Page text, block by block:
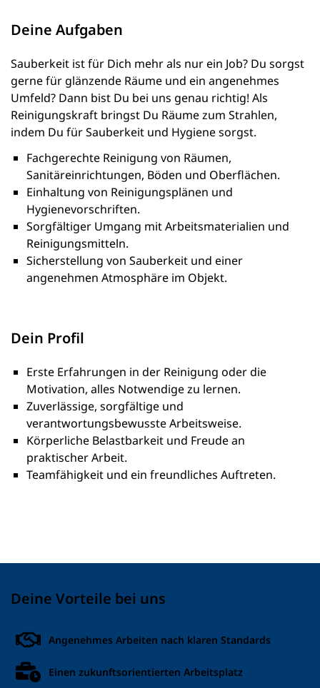
Deine Aufgaben
Sauberkeit ist für Dich mehr als nur ein Job? Du sorgst
gerne für glänzende Räume und ein angenehmes
Umfeld? Dann bist Du bei uns genau richtig! Als
Reinigungskraft bringst Du Räume zum Strahlen,
indem Du für Sauberkeit und Hygiene sorgst.
Fachgerechte Reinigung von Räumen,
Sanitäreinrichtungen, Böden und Oberflächen.
Einhaltung von Reinigungsplänen und
Hygienevorschriften.
Sorgfältiger Umgang mit Arbeitsmaterialien und
Reinigungsmitteln.
Sicherstellung von Sauberkeit und einer
angenehmen Atmosphäre im Objekt.
Dein Profil
Erste Erfahrungen in der Reinigung oder die
Motivation, alles Notwendige zu lernen.
Zuverlässige, sorgfältige und
verantwortungsbewusste Arbeitsweise.
Körperliche Belastbarkeit und Freude an
praktischer Arbeit.
Teamfähigkeit und ein freundliches Auftreten.
Deine Vorteile bei uns
Angenehmes Arbeiten nach klaren Standards
Einen zukunftsorientierten Arbeitsplatz